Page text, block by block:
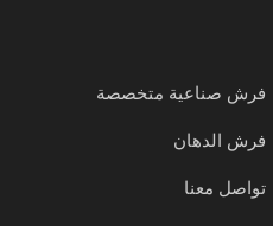
فرش صناعية متخصصة
فرش الدهان
تواصل معنا